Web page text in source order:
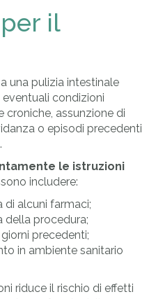
il
una pulizia intestinale
condizioni
assunzione di
o episodi precedenti
le istruzioni
includere:
di alcuni farmaci;
della procedura;
precedenti;
in ambiente sanitario
riduce il rischio di effetti